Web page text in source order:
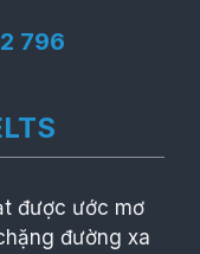
796
được ước mơ
đường xa